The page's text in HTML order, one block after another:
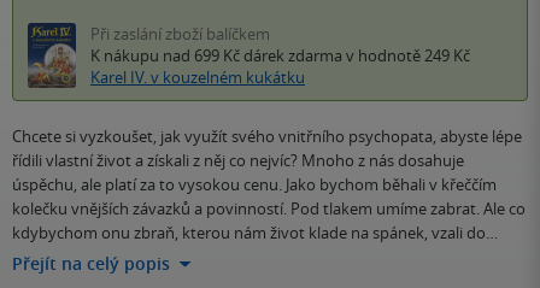
Při zaslání zboží balíčkem
K nákupu nad 699 Kč dárek zdarma v hodnotě 249 Kč
Karel IV. v kouzelném kukátku
Chcete si vyzkoušet, jak využít svého vnitřního psychopata, abyste lépe
řídili vlastní život a získali z něj co nejvíc? Mnoho z nás dosahuje
úspěchu, ale platí za to vysokou cenu. Jako bychom běhali v křeččím
kolečku vnějších závazků a povinností. Pod tlakem umíme zabrat. Ale co
kdybychom onu zbraň, kterou nám život klade na spánek, vzali do…
Přejít na celý popis